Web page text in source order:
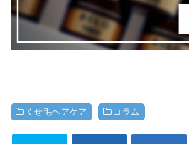
くせ毛ヘアケア コラム